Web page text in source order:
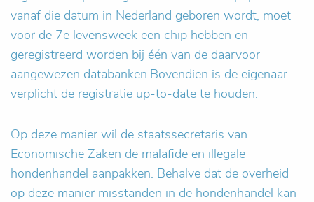
vanaf die datum in Nederland geboren wordt, moet
voor de 7e levensweek een chip hebben en
geregistreerd worden bij één van de daarvoor
aangewezen databanken.Bovendien is de eigenaar
verplicht de registratie up-to-date te houden.
Op deze manier wil de staatssecretaris van
Economische Zaken de malafide en illegale
hondenhandel aanpakken. Behalve dat de overheid
op deze manier misstanden in de hondenhandel kan